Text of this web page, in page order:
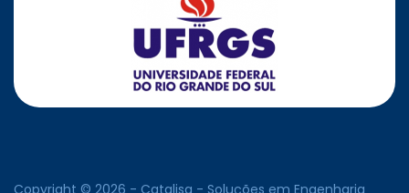
Copyright © 2026 - Catalisa - Soluções em Engenharia